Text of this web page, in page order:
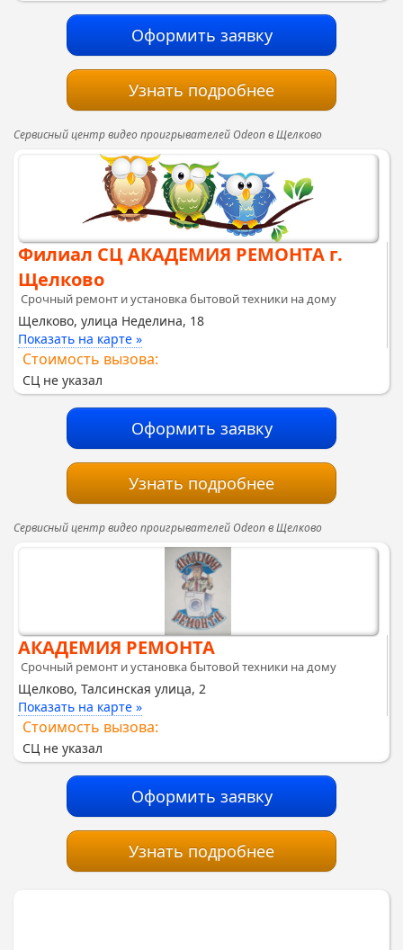
Оформить заявку
Узнать подробнее
Сервисный центр видео проигрывателей Odeon в Щелково
Филиал СЦ АКАДЕМИЯ РЕМОНТА г.
Щелково
Срочный ремонт и установка бытовой техники на дому
Щелково, улица Неделина, 18
Показать на карте »
Стоимость вызова:
СЦ не указал
Оформить заявку
Узнать подробнее
Сервисный центр видео проигрывателей Odeon в Щелково
АКАДЕМИЯ РЕМОНТА
Срочный ремонт и установка бытовой техники на дому
Щелково, Талсинская улица, 2
Показать на карте »
Стоимость вызова:
СЦ не указал
Оформить заявку
Узнать подробнее